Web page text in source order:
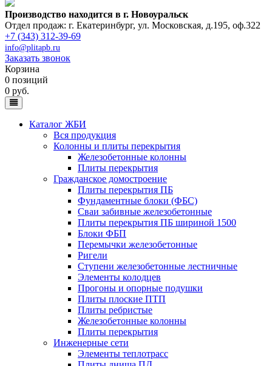
Производство находится в г. Новоуральск
Отдел продаж: г. Екатеринбург, ул. Московская, д.195, оф.322
+7 (343) 312-39-69
info@plitapb.ru
Заказать звонок
Корзина
0 позиций
0 руб.
Каталог ЖБИ
Вся продукция
Колонны и плиты перекрытия
Железобетонные колонны
Плиты перекрытия
Гражданское домостроение
Плиты перекрытия ПБ
Фундаментные блоки (ФБС)
Сваи забивные железобетонные
Плиты перекрытия ПБ шириной 1500
Блоки ФБП
Перемычки железобетонные
Ригели
Ступени железобетонные лестничные
Элементы колодцев
Прогоны и опорные подушки
Плиты плоские ПТП
Плиты ребристые
Железобетонные колонны
Плиты перекрытия
Инженерные сети
Элементы теплотрасс